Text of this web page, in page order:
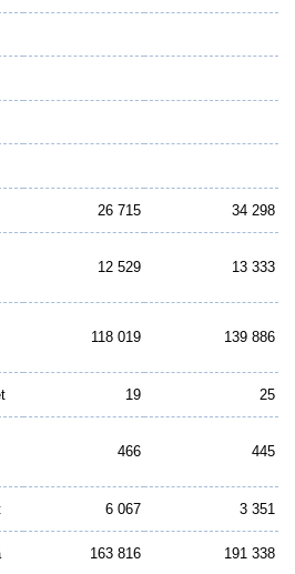
26 715 34 298
12 529 13 333
118 019 139 886
19 25
466 445
6 067 3 351
163 816 191 338